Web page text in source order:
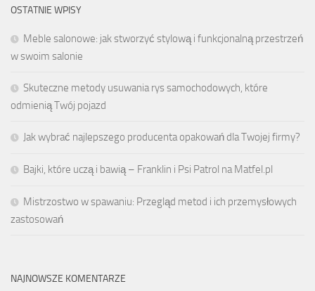
OSTATNIE WPISY
Meble salonowe: jak stworzyć stylową i funkcjonalną przestrzeń
w swoim salonie
Skuteczne metody usuwania rys samochodowych, które
odmienią Twój pojazd
Jak wybrać najlepszego producenta opakowań dla Twojej firmy?
Bajki, które uczą i bawią – Franklin i Psi Patrol na Matfel.pl
Mistrzostwo w spawaniu: Przegląd metod i ich przemysłowych
zastosowań
NAJNOWSZE KOMENTARZE